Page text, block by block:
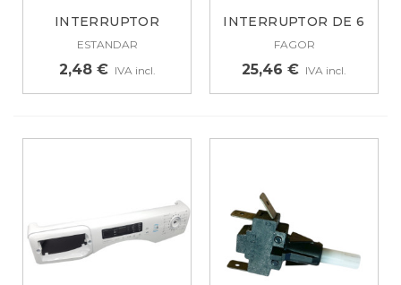
INTERRUPTOR
UNIPOLAR MEDIDAS...
ESTANDAR
2,48 € IVA incl.
INTERRUPTOR DE 6
TERMILALES...
FAGOR
25,46 € IVA incl.